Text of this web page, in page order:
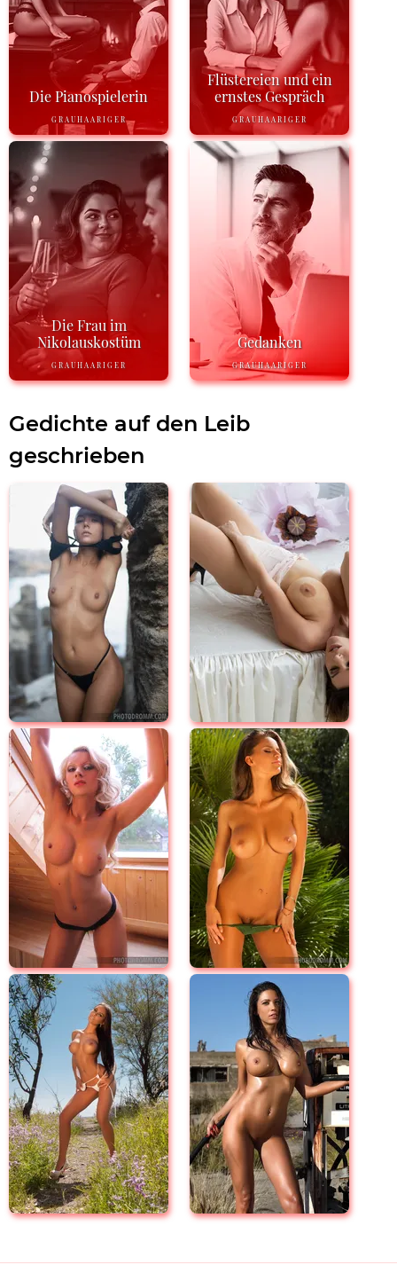
Die Pianospielerin
GRAUHAARIGER
Flüstereien und ein
ernstes Gespräch
GRAUHAARIGER
Die Frau im
Nikolauskostüm
GRAUHAARIGER
Gedanken
GRAUHAARIGER
Gedichte auf den Leib
geschrieben